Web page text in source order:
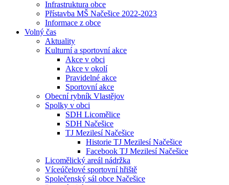
Infrastruktura obce
Přístavba MŠ Načešice 2022-2023
Informace z obce
Volný čas
Aktuality
Kulturní a sportovní akce
Akce v obci
Akce v okolí
Pravidelné akce
Sportovní akce
Obecní rybník Vlastějov
Spolky v obci
SDH Licomělice
SDH Načešice
TJ Mezilesí Načešice
Historie TJ Mezilesí Načešice
Facebook TJ Mezilesí Načešice
Licomělický areál nádržka
Víceúčelové sportovní hřiště
Společenský sál obce Načešice